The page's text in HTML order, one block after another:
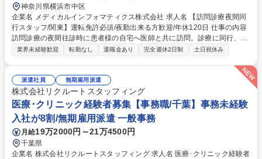
神奈川県横浜市中区
企業名 メディカルインフォマティクス株式会社 求人名 【訪問診療夜間同
行スタッフ/関東】運転免許必須/夜勤出来る方歓迎/年休120日 仕事の内容
訪問診療の夜間往診時に患者様の自宅へ医師と共に訪問。診療に同行、診
療の補助的なサポートをご担当頂きます。夜間業務は車の運転を伴う医師
【詳細】・往診に向けた医療物品の準備・患者や連携医師と各種電話対
応・往診が入った場合の患者宅へ運転・往診時、患者宅での物品の準備や
片付け等医師の診療補助業務・電子カルテ入力や管理データの入力・スタ
ッフ研修等の企画検討・HOT診断書の作成や診療情報提供書のFAX・死亡
診断書の説明と受け渡し等往診時の診療のサポートに付随する業務全般・
各種書類作成/統計管理業務/電話対応/車両管理等・診療の事務サポート 募
集職種 【訪問診療夜間同行スタッフ/関東】運転免許必須/夜勤出来る方歓
迎/年休120日
業界未経験歓迎 転勤なし 退職金あり 完全週休2日制 土日祝休み
派遣社員 無期雇用派遣
株式会社リクルートスタッフィング
医療･クリニック経験者募集【事務職/千葉】事務未経験
入社が8割/無期雇用派遣 一般事務
月給19万2000円～21万4500円
千葉県
企業名 株式会社リクルートスタッフィング 求人名 医療･クリニック経験者